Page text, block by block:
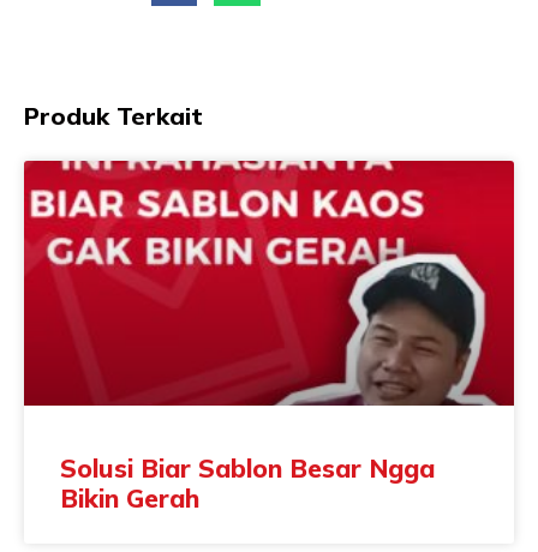
Produk Terkait
Solusi Biar Sablon Besar Ngga
Bikin Gerah